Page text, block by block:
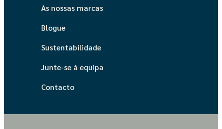
As nossas marcas
Blogue
Sustentabilidade
Junte-se à equipa
Contacto